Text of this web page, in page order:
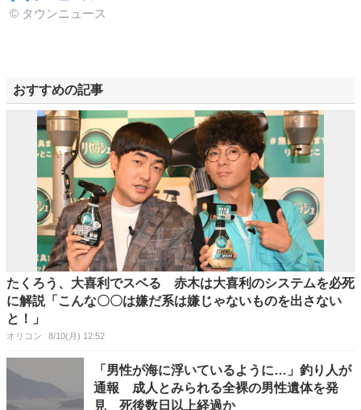
© タウンニュース
おすすめの記事
たくろう、大喜利でスベる 赤木は大喜利のシステムを必死
に解説「こんな〇〇は嫌だ系は嫌じゃないものを出さない
と！」
オリコン 8/10(月) 12:52
「男性が海に浮いているように…」釣り人が
通報 成人とみられる全裸の男性遺体を発
見 死後数日以上経過か